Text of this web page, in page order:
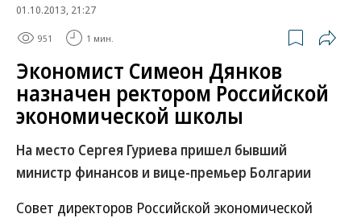
01.10.2013, 21:27
951 1 мин.
Экономист Симеон Дянков
назначен ректором Российской
экономической школы
На место Сергея Гуриева пришел бывший
министр финансов и вице-премьер Болгарии
Совет директоров Российской экономической